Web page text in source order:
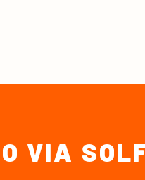
VIA